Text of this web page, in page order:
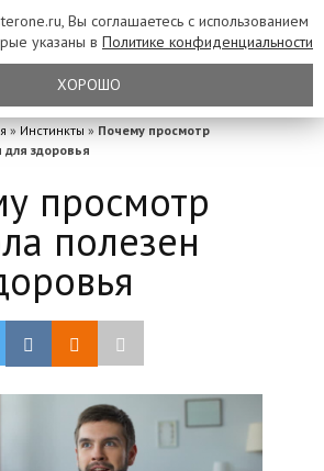
» Инстинкты » Почему просмотр
для здоровья
просмотр
полезен
Вы соглашаетесь с использованием
указаны в Политике конфиденциальности
ХОРОШО